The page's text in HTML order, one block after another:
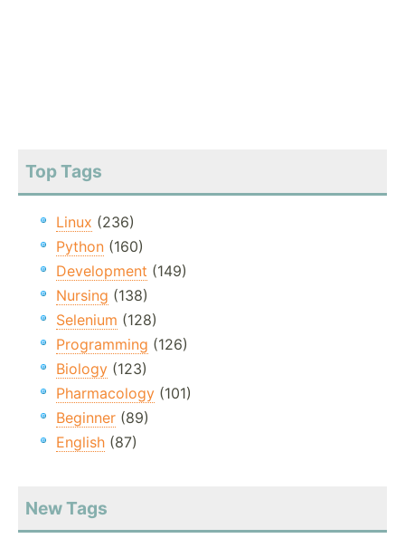
Top Tags
Linux (236)
Python (160)
Development (149)
Nursing (138)
Selenium (128)
Programming (126)
Biology (123)
Pharmacology (101)
Beginner (89)
English (87)
New Tags